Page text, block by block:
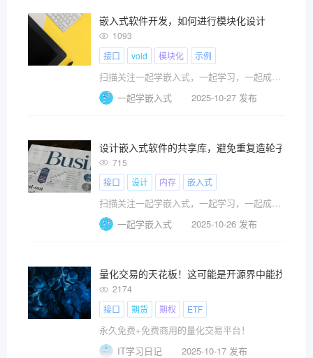
嵌入式软件开发，如何进行模块化设计
1093
接口
void 模块化 示例
扫描关注一起学嵌入式，一起学习，一起成长 嵌??
一起学嵌入式
2025-10-27 发布
设计嵌入式软件的共享库，避免重复造轮子
715
接口
设计 内存 嵌入式
扫描关注一起学嵌入式，一起学习，一起成长 嵌??
一起学嵌入式
2025-10-26 发布
量化交易的天花板！这可能是开源界中能找到最
2174
接口
期货 期权 ETF
永久免费+免费商用的量化交易平台！
IT学习日记
2025-10-17 发布